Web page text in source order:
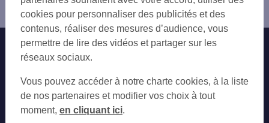
JUILLET
Nos engagements Nous contacter
Autres sites SG
Professionnels
Entreprises
cookies pour personnaliser des publicités et des
contenus, réaliser des mesures d’audience, vous
permettre de lire des vidéos et partager sur les
réseaux sociaux.
Vous pouvez accéder à notre charte cookies, à la liste
de nos partenaires et modifier vos choix à tout
moment, en cliquant ici.